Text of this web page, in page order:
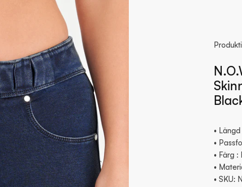
•
•
• Färg :
•
• SKU: